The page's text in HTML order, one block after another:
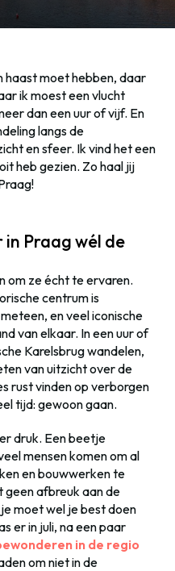
haast moet hebben, daar
ik moest een vlucht
dan een uur of vijf. En
langs de
en sfeer. Ik vind het een
heb gezien. Zo haal jij
Praag wél de
om ze écht te ervaren.
centrum is
en veel iconische
van elkaar. In een uur of
Karelsbrug wandelen,
van uitzicht over de
rust vinden op verborgen
tijd: gewoon gaan.
druk. Een beetje
mensen komen om al
en bouwwerken te
afbreuk aan de
moet wel je best doen
er in juli, na een paar
in de regio
om niet in de